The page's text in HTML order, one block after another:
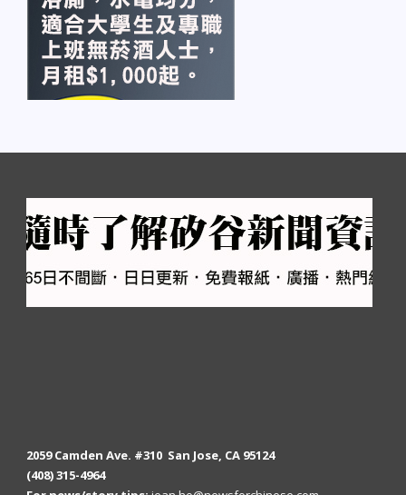
2059 Camden Ave. #310 San Jose, CA 95124
(408) 315-4964